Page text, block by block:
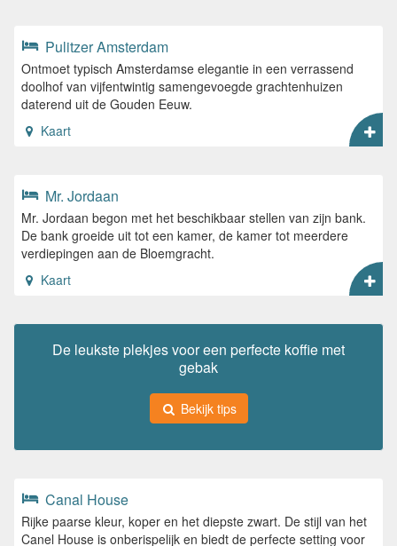
Pulitzer Amsterdam
Ontmoet typisch Amsterdamse elegantie in een verrassend
doolhof van vijfentwintig samengevoegde grachtenhuizen
daterend uit de Gouden Eeuw.
Kaart
Mr. Jordaan
Mr. Jordaan begon met het beschikbaar stellen van zijn bank.
De bank groeide uit tot een kamer, de kamer tot meerdere
verdiepingen aan de Bloemgracht.
Kaart
De leukste plekjes voor een perfecte koffie met
gebak
Bekijk tips
Canal House
Rijke paarse kleur, koper en het diepste zwart. De stijl van het
Canel House is onberispelijk en biedt de perfecte setting voor